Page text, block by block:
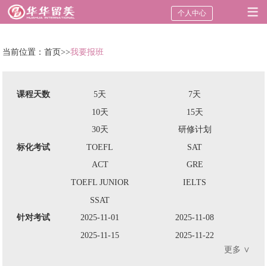
个人中心
当前位置：首页>>我要报班
课程天数 5天
7天
10天
15天
30天
研修计划
标化考试
TOEFL
SAT
ACT
GRE
TOEFL JUNIOR
IELTS
SSAT
针对考试
2025-11-01
2025-11-08
2025-11-15
2025-11-22
更多 ∨